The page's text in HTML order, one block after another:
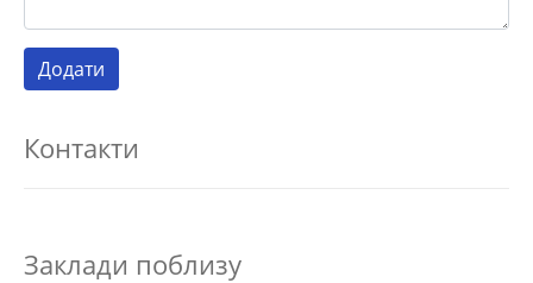
Контакти
Заклади поблизу